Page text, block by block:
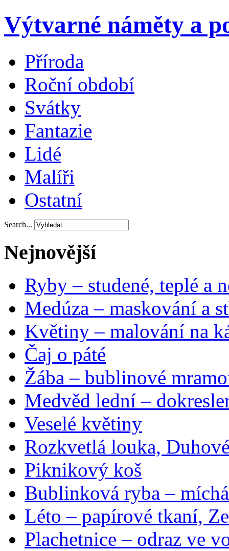
Výtvarné náměty a
Příroda
Roční období
Svátky
Fantazie
Lidé
Malíři
Ostatní
Search...
Nejnovější
Ryby – studené, teplé a
Medúza – maskování a
Květiny – malování na
Čaj o páté
Žába – bublinové
Medvěd lední –
Veselé květiny
Rozkvetlá louka,
Piknikový koš
Bublinková ryba –
Léto – papírové tkaní,
Plachetnice – odraz ve